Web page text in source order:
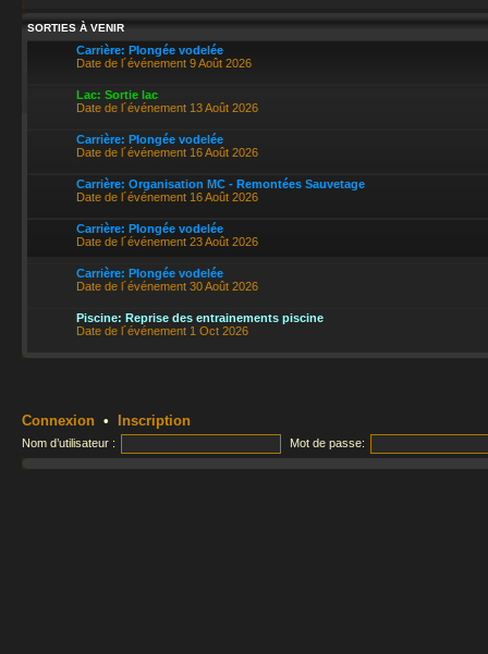
SORTIES À VENIR
Carrière: Plongée vodelée
Date de l´événement 9 Août 2026
Lac: Sortie lac
Date de l´événement 13 Août 2026
Carrière: Plongée vodelée
Date de l´événement 16 Août 2026
Carrière: Organisation MC - Remontées Sauvetage
Date de l´événement 16 Août 2026
Carrière: Plongée vodelée
Date de l´événement 23 Août 2026
Carrière: Plongée vodelée
Date de l´événement 30 Août 2026
Piscine: Reprise des entrainements piscine
Date de l´événement 1 Oct 2026
Connexion • Inscription
Nom d’utilisateur : Mot de passe: